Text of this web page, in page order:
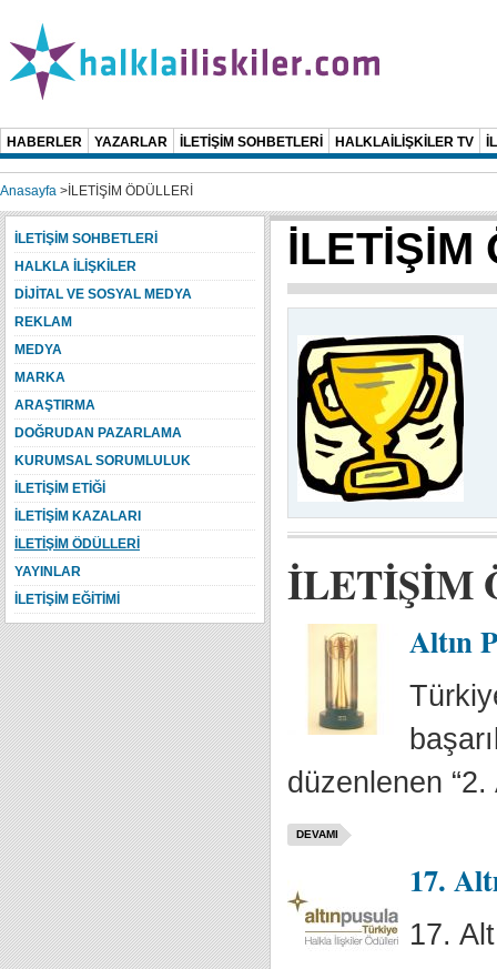
HABERLER YAZARLAR İLETİŞİM SOHBETLERİ HALKLAİLİŞKİLER TV
Anasayfa > İLETİŞİM ÖDÜLLERİ
İLETİŞİM
İLETİŞİM
Altın
düzenlenen
DEVAMI
17.
17.
İLETİŞİM SOHBETLERİ
HALKLA İLİŞKİLER
DİJİTAL VE SOSYAL MEDYA
REKLAM
MEDYA
MARKA
ARAŞTIRMA
DOĞRUDAN PAZARLAMA
KURUMSAL SORUMLULUK
İLETİŞİM ETİĞİ
İLETİŞİM KAZALARI
İLETİŞİM ÖDÜLLERİ
YAYINLAR
İLETİŞİM EĞİTİMİ